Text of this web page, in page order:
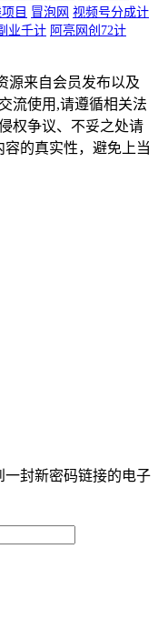
目 冒泡网 视频号分成计
业千计 阿亮网创72计
源来自会员发布以及
流使用,请遵循相关法
权争议、不妥之处请
的真实性，避免上当
封新密码链接的电子